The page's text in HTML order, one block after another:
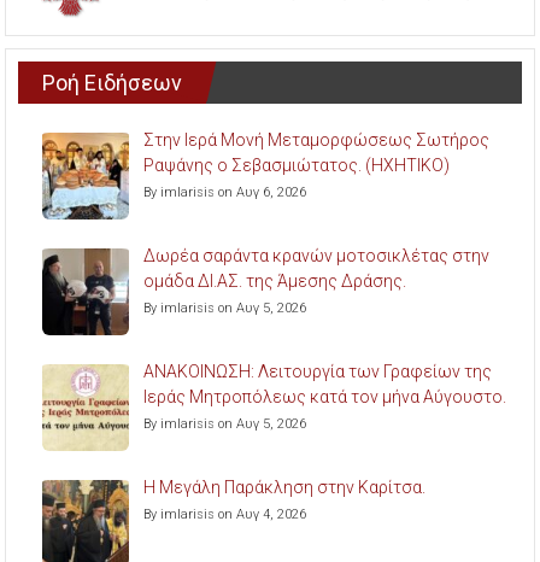
Ροή Ειδήσεων
Στην Ιερά Μονή Μεταμορφώσεως Σωτήρος
Ραψάνης ο Σεβασμιώτατος. (ΗΧΗΤΙΚΟ)
By imlarisis on Αυγ 6, 2026
Δωρέα σαράντα κρανών μοτοσικλέτας στην
ομάδα ΔΙ.ΑΣ. της Άμεσης Δράσης.
By imlarisis on Αυγ 5, 2026
ΑΝΑΚΟΙΝΩΣΗ: Λειτουργία των Γραφείων της
Ιεράς Μητροπόλεως κατά τον μήνα Αύγουστο.
By imlarisis on Αυγ 5, 2026
Η Μεγάλη Παράκληση στην Καρίτσα.
By imlarisis on Αυγ 4, 2026